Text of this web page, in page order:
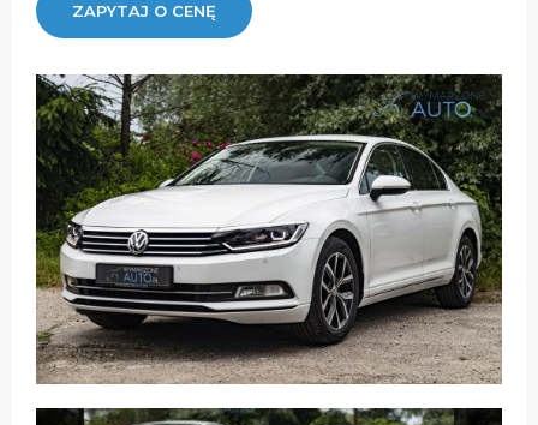
ZAPYTAJ O CENĘ